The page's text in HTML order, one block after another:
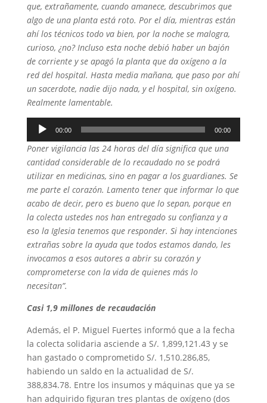
que, extrañamente, cuando amanece, descubrimos que
algo de una planta está roto. Por el día, mientras están
ahí los técnicos todo va bien, por la noche se malogra,
curioso, ¿no? Incluso esta noche debió haber un bajón
de corriente y se apagó la planta que da oxígeno a la
red del hospital. Hasta media mañana, que paso por ahí
un sacerdote, nadie dijo nada, y el hospital, sin oxígeno.
Realmente lamentable.
Reproductor
audio
00:00 00:00
Poner vigilancia las 24 horas del día significa que una
cantidad considerable de lo recaudado no se podrá
utilizar en medicinas, sino en pagar a los guardianes. Se
me parte el corazón. Lamento tener que informar lo que
acabo de decir, pero es bueno que lo sepan, porque en
la colecta ustedes nos han entregado su confianza y a
eso la Iglesia tenemos que responder. Si hay intenciones
extrañas sobre la ayuda que todos estamos dando, les
invocamos a esos autores a abrir su corazón y
comprometerse con la vida de quienes más lo
necesitan”.
Casi 1,9 millones de recaudación
Además, el P. Miguel Fuertes informó que a la fecha
la colecta solidaria asciende a S/. 1,899,121.43 y se
han gastado o comprometido S/. 1,510.286,85,
habiendo un saldo en la actualidad de S/.
388,834.78. Entre los insumos y máquinas que ya se
han adquirido figuran tres plantas de oxígeno (dos